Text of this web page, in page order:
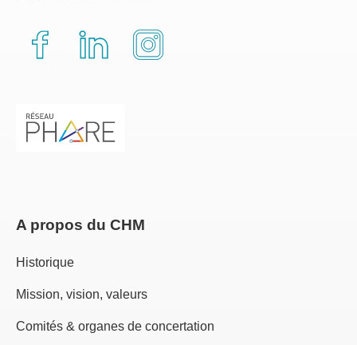
A propos du CHM
Historique
Mission, vision, valeurs
Comités & organes de concertation